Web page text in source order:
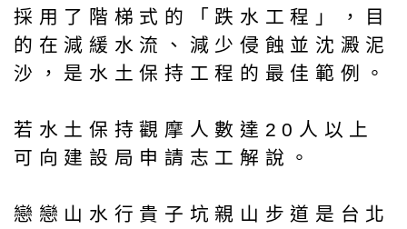
採用了階梯式的「跌水工程」，目
的在減緩水流、減少侵蝕並沈澱泥
沙，是水土保持工程的最佳範例。
若水土保持觀摩人數達20人以上
可向建設局申請志工解說。
戀戀山水行貴子坑親山步道是台北